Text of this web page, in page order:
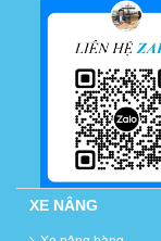
XE NÂNG